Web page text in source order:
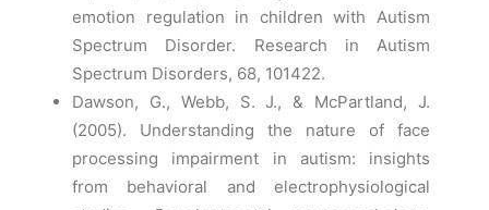
emotion regulation in children with Autism
Spectrum Disorder. Research in Autism
Spectrum Disorders, 68, 101422.
Dawson, G., Webb, S. J., & McPartland, J.
(2005). Understanding the nature of face
processing impairment in autism: insights
from behavioral and electrophysiological